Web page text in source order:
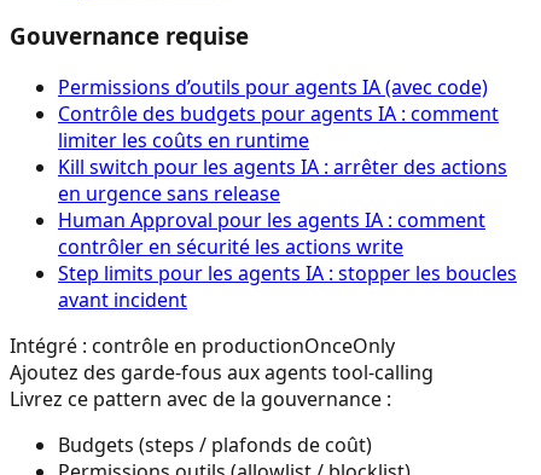
Gouvernance requise
Permissions d’outils pour agents IA (avec code)
Contrôle des budgets pour agents IA : comment
limiter les coûts en runtime
Kill switch pour les agents IA : arrêter des actions
en urgence sans release
Human Approval pour les agents IA : comment
contrôler en sécurité les actions write
Step limits pour les agents IA : stopper les boucles
avant incident
Intégré : contrôle en productionOnceOnly
Ajoutez des garde-fous aux agents tool-calling
Livrez ce pattern avec de la gouvernance :
Budgets (steps / plafonds de coût)